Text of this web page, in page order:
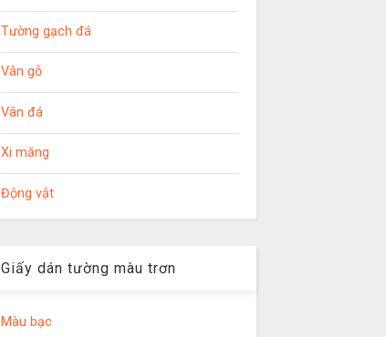
Tường gạch đá
Vân gỗ
Vân đá
Xi măng
Động vật
Giấy dán tường màu trơn
Màu bạc